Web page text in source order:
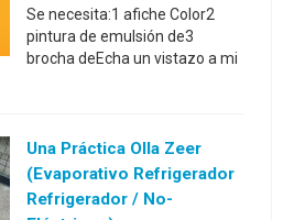
Se necesita:1 afiche Color2
pintura de emulsión de3
brocha deEcha un vistazo a mi
Una Práctica Olla Zeer
(evaporativo Refrigerador
Refrigerador / No-